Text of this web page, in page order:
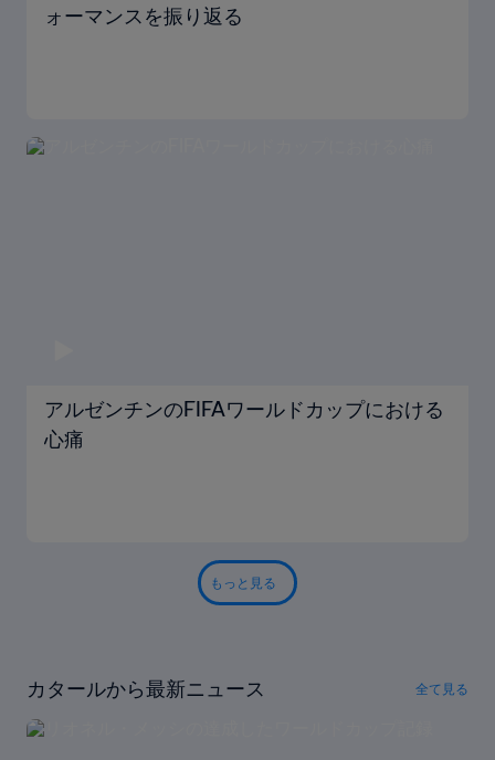
ォーマンスを振り返る
アルゼンチンのFIFAワールドカップにおける
心痛
もっと見る
カタールから最新ニュース 全て見る